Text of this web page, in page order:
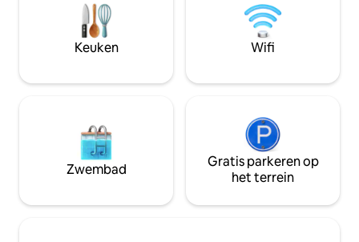
toestemming van de eigenaren. Suite 1
en Suite 2 kunnen met elkaar worden
verbonden door een schuifdeur van 3,65
bij 3 meter te openen, zodat een
ook de advertentie voor Suite 2 op
toe te voegen; een beetje krap op
ruimte voor
onze externe
nacht!
Keuken Wifi
Zwembad
Gratis parkeren op
het terrein